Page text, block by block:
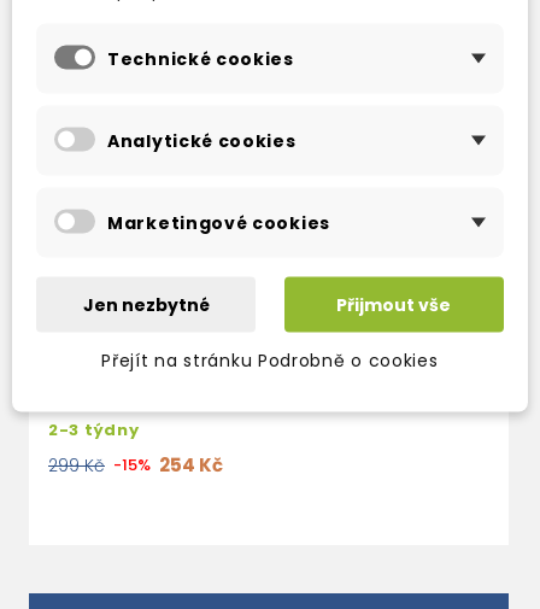
TAKÉ DOPORUČUJEME
2-3 týdny
299 Kč -15% 254 Kč
Technické cookies
Analytické cookies
Marketingové cookies
Jen nezbytné Přijmout vše
Přejít na stránku Podrobně o cookies